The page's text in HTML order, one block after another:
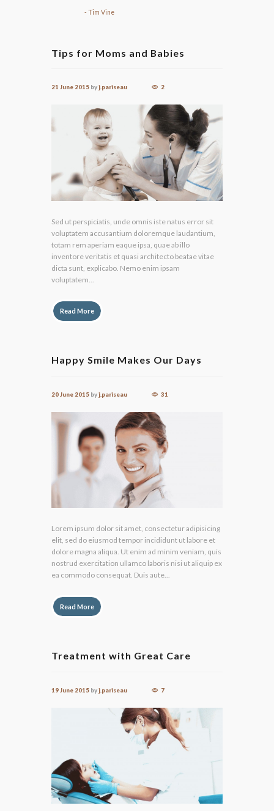
Tim Vine
Tips for Moms and Babies
21 June 2015 byj.pariseau 2
Sed ut perspiciatis, unde omnis iste natus error sit
voluptatem accusantium doloremque laudantium,
totam rem aperiam eaque ipsa, quae ab illo
inventore veritatis et quasi architecto beatae vitae
dicta sunt, explicabo. Nemo enim ipsam
voluptatem...
Read More
Happy Smile Makes Our Days
20 June 2015 byj.pariseau 31
Lorem ipsum dolor sit amet, consectetur adipisicing
elit, sed do eiusmod tempor incididunt ut labore et
dolore magna aliqua. Ut enim ad minim veniam, quis
nostrud exercitation ullamco laboris nisi ut aliquip ex
ea commodo consequat. Duis aute...
Read More
Treatment with Great Care
19 June 2015 byj.pariseau 7